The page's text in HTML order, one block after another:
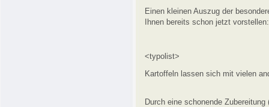
Einen kleinen Auszug der
Ihnen bereits schon jetzt vorstellen:
<typolist>
Kartoffeln lassen sich mit vielen
Durch eine schonende